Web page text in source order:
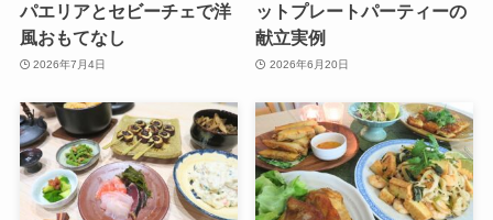
パエリアとセビーチェで洋
風おもてなし
2026年7月4日
ットプレートパーティーの
献立実例
2026年6月20日